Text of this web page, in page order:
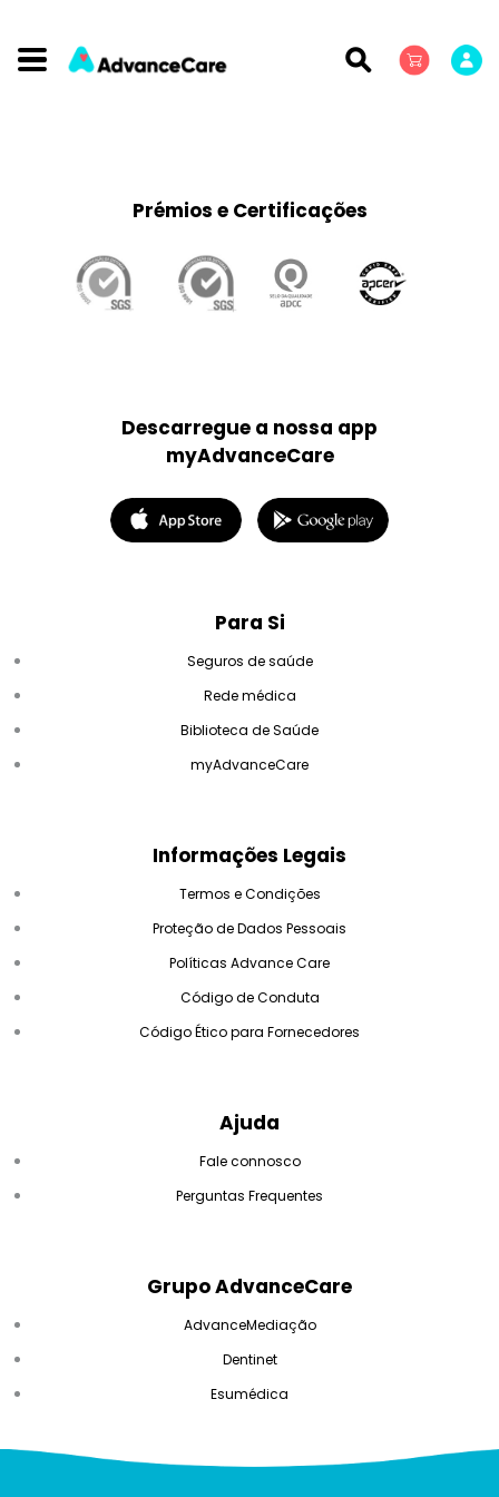
Para Si
Seguros de saúde
Rede médica
Biblioteca de Saúde
myAdvanceCare
Informações Legais
Termos e Condições
Proteção de Dados Pessoais
Políticas Advance Care
Código de Conduta
Código Ético para Fornecedores
Ajuda
Fale connosco
Perguntas Frequentes
Grupo AdvanceCare
AdvanceMediação
Dentinet
Esumédica
Descarregue a nossa app
myAdvanceCare
Prémios e Certificações